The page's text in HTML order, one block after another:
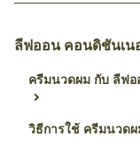
ลีฟออน คอนดิชันเน
ครีมนวดผม กับ ลีฟอ
วิธีการใช้ ครีมนวดผ